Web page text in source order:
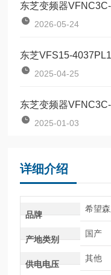
2026-05-24
2025-04-25
2025-01-03
详细介绍
品牌
希望
产地类别
国产
供电电压
其他